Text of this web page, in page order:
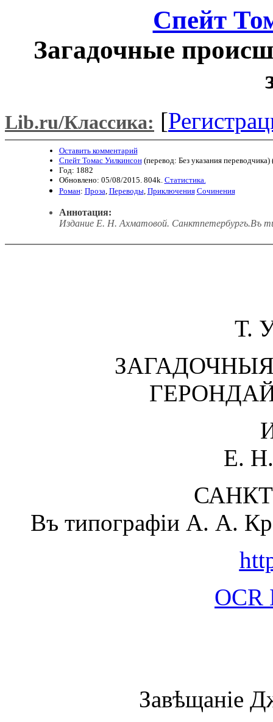
Спейт
Загадочные
Lib.ru/Классика: [
Оставить комментарий
Спейт Томас Уилкинсон(перевод: Без указания переводчика)
Год: 1882
Обновлено: 05/08/2015. 804k. Статистика.
Роман: Проза Переводы, Приключения Сочинения
Аннотация:
Издание Е. Н. Ахматовой. Санктпетербургъ.Въ
Т.
Е.
Въ типографіи А. А.
OCR
Завѣщаніе